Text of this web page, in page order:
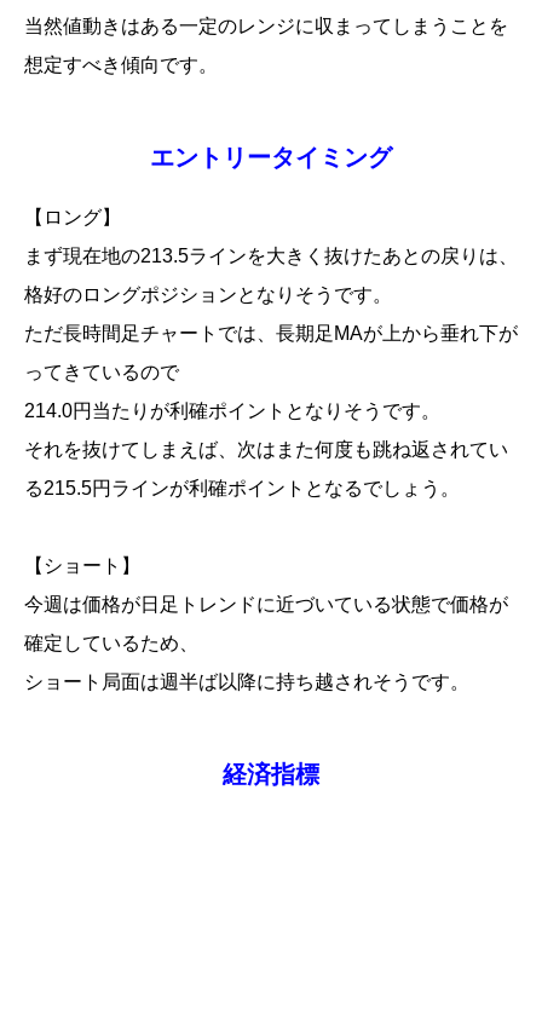
当然値動きはある一定のレンジに収まってしまうことを
想定すべき傾向です。
エントリータイミング
【ロング】
まず現在地の213.5ラインを大きく抜けたあとの戻りは、
格好のロングポジションとなりそうです。
ただ長時間足チャートでは、長期足MAが上から垂れ下が
ってきているので
214.0円当たりが利確ポイントとなりそうです。
それを抜けてしまえば、次はまた何度も跳ね返されてい
る215.5円ラインが利確ポイントとなるでしょう。
【ショート】
今週は価格が日足トレンドに近づいている状態で価格が
確定しているため、
ショート局面は週半ば以降に持ち越されそうです。
経済指標
来週の想定値動き
エントリータイミング
経済指標